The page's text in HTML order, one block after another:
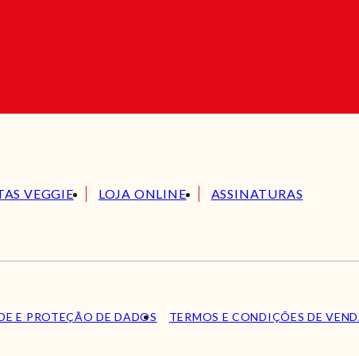
VEGGIE LOJA ONLINE ASSINATURAS
E PROTEÇÃO DE DADOS TERMOS E CONDIÇÕES DE